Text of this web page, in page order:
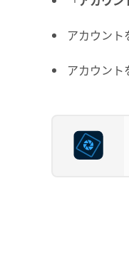
アカウン
アカウン